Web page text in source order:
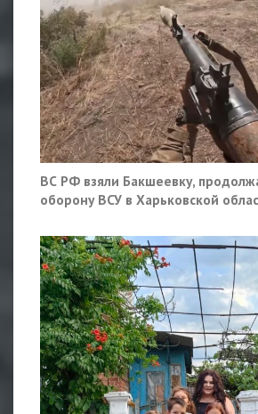
ВС РФ взяли Бакшеевку,
оборону ВСУ в Харьковской